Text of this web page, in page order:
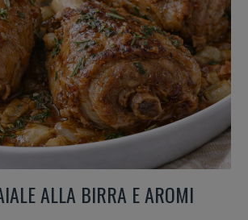
ALLA BIRRA E AROMI